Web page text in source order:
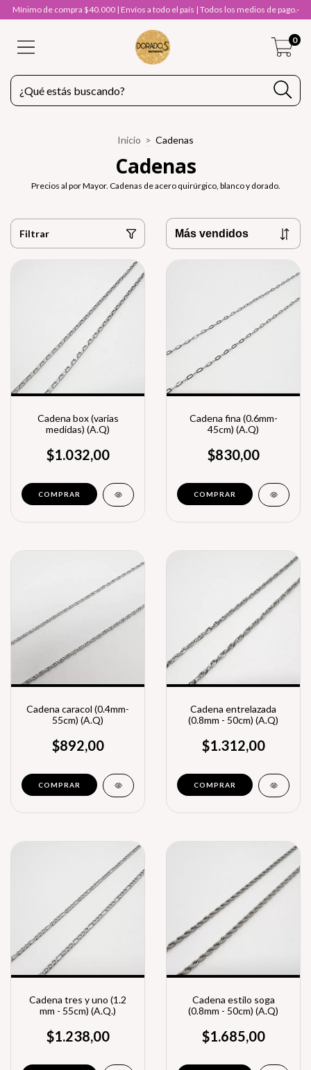
Mínimo de compra $40.000 | Envíos a todo el país | Todos los medios de pago.-
0
Inicio > Cadenas
Cadenas
Precios al por Mayor. Cadenas de acero quirúrgico, blanco y dorado.
Filtrar
Cadena box (varias
medidas) (A.Q)
$1.032,00
COMPRAR
Cadena fina (0.6mm-
45cm) (A.Q)
$830,00
Cadena caracol (0.4mm-
55cm) (A.Q)
$892,00
Cadena entrelazada
(0.8mm - 50cm) (A.Q)
$1.312,00
Cadena tres y uno (1.2
mm - 55cm) (A.Q.)
$1.238,00
Cadena estilo soga
(0.8mm - 50cm) (A.Q)
$1.685,00